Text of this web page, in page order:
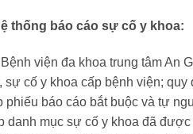
thống báo cáo sự cố y khoa:
viện đa khoa trung tâm An
sự cố y khoa cấp bệnh viện;
phiếu báo cáo bắt buộc và tự
danh mục sự cố y khoa đã